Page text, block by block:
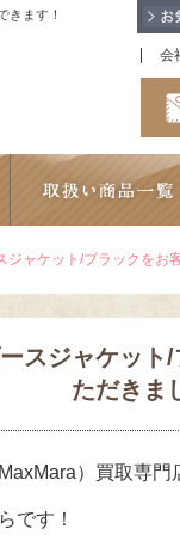
きます！
会
ャケット/ブラックをお
スジャケッ
ただきま
）買取専門
です！